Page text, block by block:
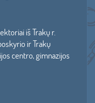
iš Trakų r.
ir Trakų
centro, gimnazijos